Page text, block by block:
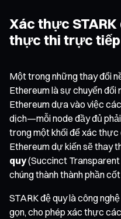
Xác thực
thực thi trực tiếp
Một trong những thay đổi
Ethereum là sự chuyển đổi
Ethereum dựa vào việc
dịch—mỗi node đầy đủ
trong một khối để xác thực
Ethereum dự kiến sẽ thay
quy(Succinct Transparent
chúng thành thành phần
STARK đệ quy là công
gọn, cho phép xác thực